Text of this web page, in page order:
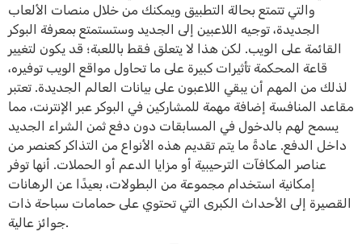
والتي تتمتع بحالة التطبيق ويمكنك من خلال منصات الألعاب
الجديدة، توجيه اللاعبين إلى الجديد وستستمتع بمعرفة البوكر
القائمة على الويب. لكن هذا لا يتعلق فقط باللعبة؛ قد يكون لتغيير
قاعة المحكمة تأثيرات كبيرة على ما تحاول مواقع الويب توفيره،
لذلك من المهم أن يبقي اللاعبون على بيانات العالم الجديدة. تعتبر
مقاعد المنافسة إضافة مهمة للمشاركين في البوكر عبر الإنترنت، مما
يسمح لهم بالدخول في المسابقات دون دفع ثمن الشراء الجديد
داخل الدفع. عادةً ما يتم تقديم هذه الأنواع من التذاكر كعنصر من
عناصر المكافآت الترحيبية أو مزايا الدعم أو الحملات. أنها توفر
إمكانية استخدام مجموعة من البطولات، بعيدًا عن الرهانات
القصيرة إلى الأحداث الكبرى التي تحتوي على حمامات سباحة ذات
جوائز عالية.